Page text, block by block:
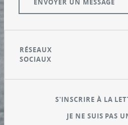
RÉSEAUX
SOCIAUX
S'INSCRIRE À LA
JE NE SUIS PAS